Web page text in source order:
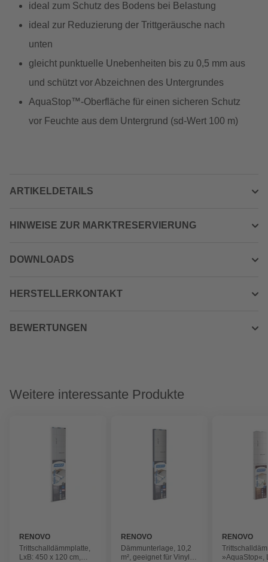
ideal zum Schutz des Bodens bei Belastung
ideal zur Reduzierung der Trittgeräusche nach
unten
gleicht punktuelle Unebenheiten bis zu 0,5 mm aus
und schützt vor Abzeichnen des Untergrundes
AquaStop™-Oberfläche für einen sicheren Schutz
vor Feuchte aus dem Untergrund (sd-Wert 100 m)
ARTIKELDETAILS
HINWEISE ZUR MARKTRESERVIERUNG
DOWNLOADS
HERSTELLERKONTAKT
BEWERTUNGEN
Weitere interessante Produkte
RENOVO
Trittschalldämmplatte,
LxB: 450 x 120 cm,
RENOVO
Dämmunterlage, 10,2
m², geeignet für Vinyl
RENOVO
»AquaStop«,